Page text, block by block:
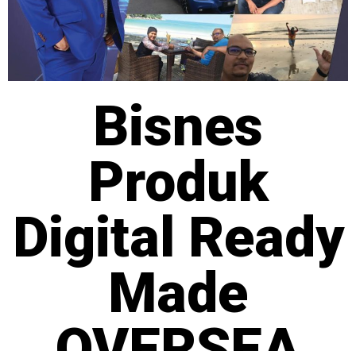
Bisnes
Produk
Digital Ready
Made